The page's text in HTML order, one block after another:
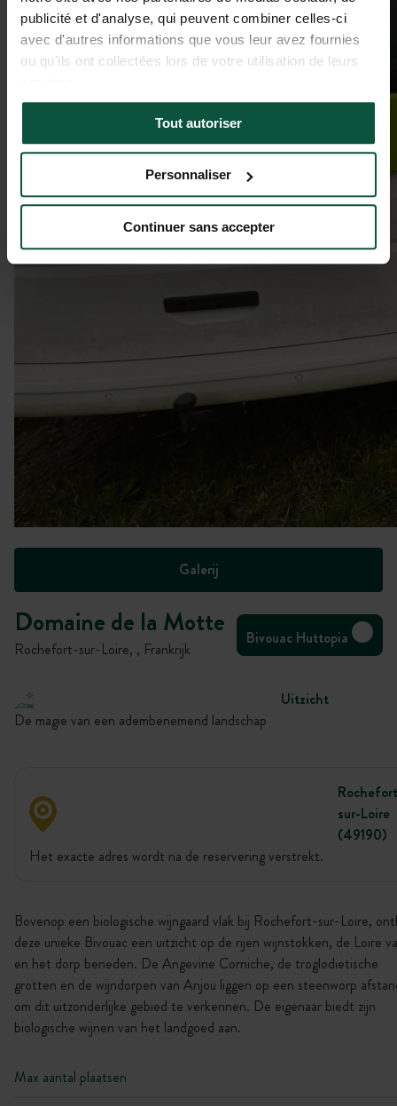
publicité et d'analyse, qui peuvent combiner celles-ci
avec d'autres informations que vous leur avez fournies
ou qu'ils ont collectées lors de votre utilisation de leurs
Tout autoriser
Personnaliser
Continuer sans accepter
Galerij
Domaine de la Motte
Rochefort-sur-Loire, , Frankrijk
Bivouac Huttopia
Uitzicht
De magie van een adembenemend landschap
sur-Loire
(49190)
Het exacte adres wordt na de reservering verstrekt.
Bovenop een biologische wijngaard vlak bij Rochefort-sur-Loire,
deze unieke Bivouac een uitzicht op de rijen wijnstokken, de Loire
en het dorp beneden. De Angevine Corniche, de troglodietische
grotten en de wijndorpen van Anjou liggen op een steenworp
om dit uitzonderlijke gebied te verkennen. De eigenaar biedt zijn
biologische wijnen van het landgoed aan.
Max aantal plaatsen